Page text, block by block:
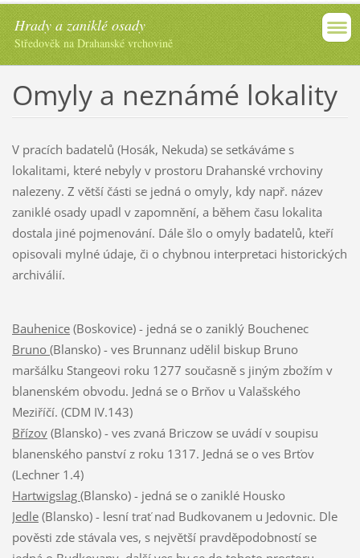
Hrady a zaniklé osady
Středověk na Drahanské vrchovině
Omyly a neznámé lokality
V pracích badatelů (Hosák, Nekuda) se setkáváme s
lokalitami, které nebyly v prostoru Drahanské vrchoviny
nalezeny. Z větší části se jedná o omyly, kdy např. název
zaniklé osady upadl v zapomnění, a během času lokalita
dostala jiné pojmenování. Dále šlo o omyly badatelů, kteří
opisovali mylné údaje, či o chybnou interpretaci historických
archiválií.
Bauhenice(Boskovice) - jedná se o zaniklý Bouchenec
Bruno (Blansko) - ves Brunnanz udělil biskup Bruno
maršálku Stangeovi roku 1277 současně s jiným zbožím v
blanenském obvodu. Jedná se o Brňov u Valašského
Meziříčí. (CDM IV.143)
Břízov(Blansko) - ves zvaná Briczow se uvádí v soupisu
blanenského panství z roku 1317. Jedná se o ves Brťov
(Lechner 1.4)
Hartwigslag (Blansko) - jedná se o zaniklé Housko
Jedle(Blansko) - lesní trať nad Budkovanem u Jedovnic. Dle
pověsti zde stávala ves, s největší pravděpodobností se